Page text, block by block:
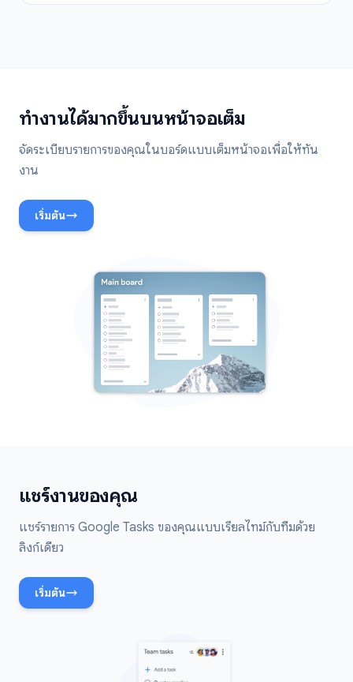
ทำงานได้มากขึ้นบนหน้าจอเต็ม
จัดระเบียบรายการของคุณในบอร์ดแบบเต็มหน้าจอเพื่อให้ทัน
งาน
เริ่มต้น
แชร์งานของคุณ
แชร์รายการ Google Tasks ของคุณแบบเรียลไทม์กับทีมด้วย
ลิงก์เดียว
เริ่มต้น